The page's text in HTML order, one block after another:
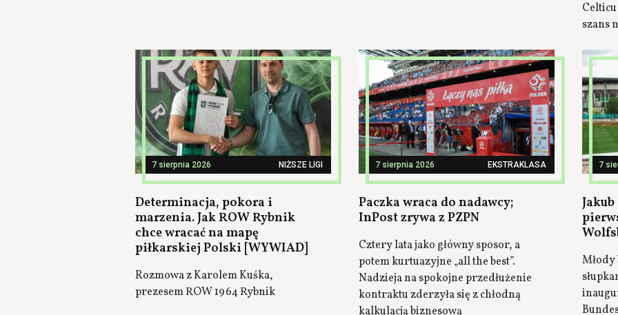
szans
7 sierpnia 2026 NIŻSZE LIGI
Determinacja, pokora i
marzenia. Jak ROW Rybnik
chce wracać na mapę
piłkarskiej Polski [WYWIAD]
Rozmowa z Karolem Kuśka,
prezesem ROW 1964 Rybnik
7 sierpnia 2026 EKSTRAKLASA
Paczka wraca do nadawcy;
InPost zrywa z PZPN
Cztery lata jako główny sposor, a
potem kurtuazyjne „all the best”.
Nadzieja na spokojne przedłużenie
kontraktu zderzyła się z chłodną
kalkulacją biznesową
7